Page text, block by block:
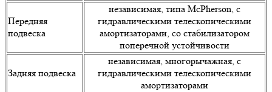
Передняя
подвеска
независимая, типа McPherson, с
гидравлическими телескопическими
амортизаторами, со стабилизатором
поперечной устойчивости
Задняя подвеска
независимая, многорычажная, с
гидравлическими телескопическими
амортизаторами